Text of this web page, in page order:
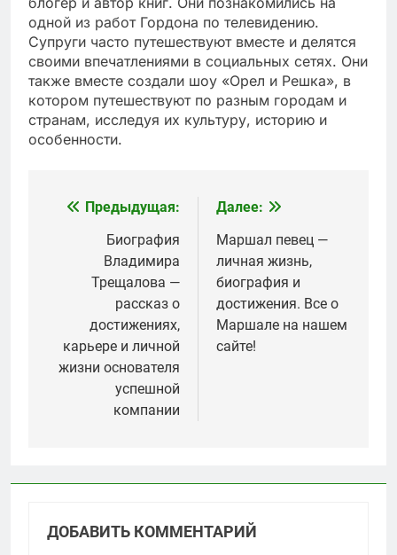
одной из работ Гордона по телевидению.
Супруги часто путешествуют вместе и делятся
своими впечатлениями в социальных сетях. Они
также вместе создали шоу «Орел и Решка», в
котором путешествуют по разным городам и
странам, исследуя их культуру, историю и
особенности.
Навигация
записям
Предыдущая:
Биография
Владимира
Трещалова —
рассказ о
достижениях,
карьере и личной
жизни основателя
успешной
компании
Далее:
Маршал певец —
личная жизнь,
биография и
достижения. Все о
Маршале на нашем
сайте!
ДОБАВИТЬ КОММЕНТАРИЙ